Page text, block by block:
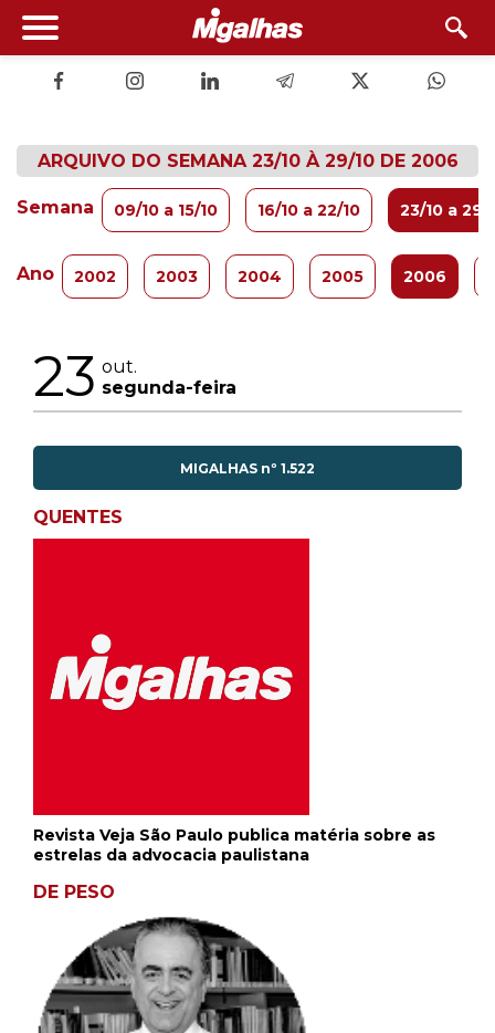
ARQUIVO DO SEMANA 23/10 À 29/10 DE 2006
Semana 09/10 a 15/10 16/10 a 22/10 23/10 a 29/
Ano 2002 2003 2004 2005 2006
23 out.
segunda-feira
MIGALHAS nº 1.522
QUENTES
Revista Veja São Paulo publica matéria sobre as
estrelas da advocacia paulistana
DE PESO